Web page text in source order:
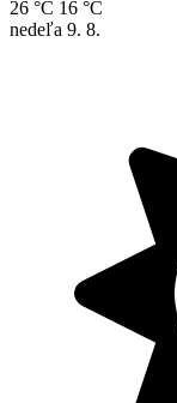
26 °C 16 °C
nedeľa 9. 8.